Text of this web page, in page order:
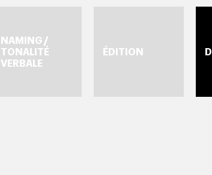
NAMING /
TONALITÉ
VERBALE
ÉDITION